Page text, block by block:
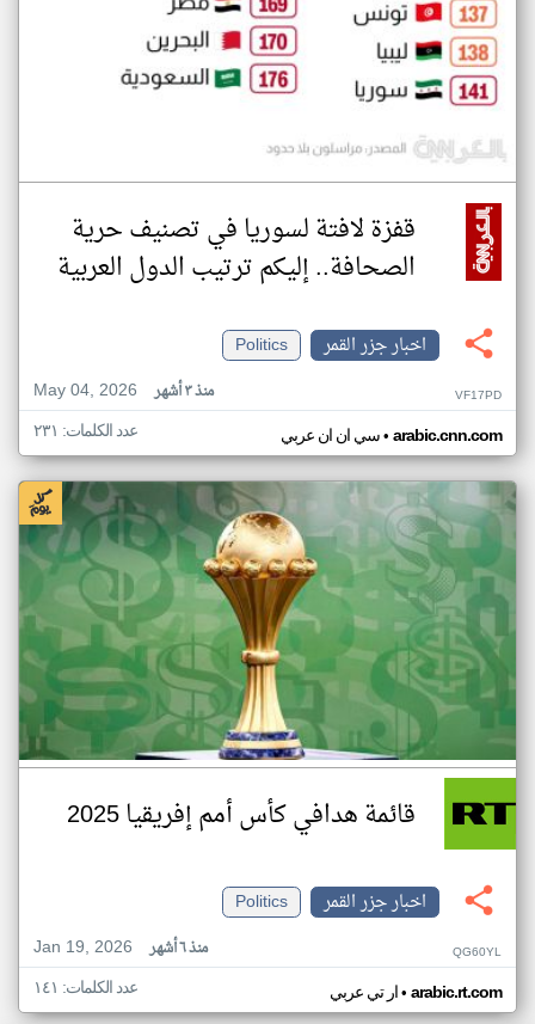
قفزة لافتة لسوريا في تصنيف حرية
الصحافة.. إليكم ترتيب الدول العربية
اخبار جزر القمر
Politics
May 04, 2026
منذ ٣ أشهر VF17PD
سي ان ان عربي• arabic.cnn.com عدد الكلمات: ٢٣١
قائمة هدافي كأس أمم إفريقيا 2025
اخبار جزر القمر
Politics
Jan 19, 2026
منذ ٦ أشهر QG60YL
ار تي عربي• arabic.rt.com عدد الكلمات: ١٤١